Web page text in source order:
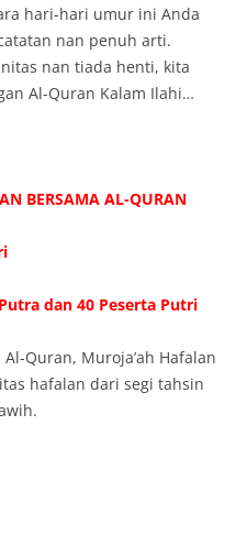
hari-hari umur ini Anda
nan penuh arti.
nan tiada henti, kita
Al-Quran Kalam Ilahi…
BERSAMA AL-QURAN
dan 40 Peserta Putri
Quran, Muroja’ah Hafalan
hafalan dari segi tahsin